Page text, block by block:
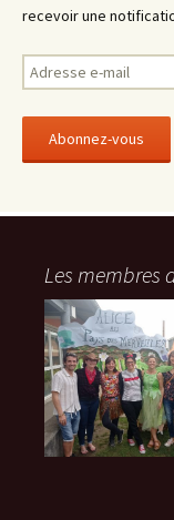
recevoir une
d
r
s
Les membres